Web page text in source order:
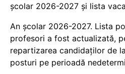
școlar 2026-2027 și lista
An școlar 2026-2027. Lista
profesori a fost actualizată,
repartizarea candidaților de
posturi pe perioadă